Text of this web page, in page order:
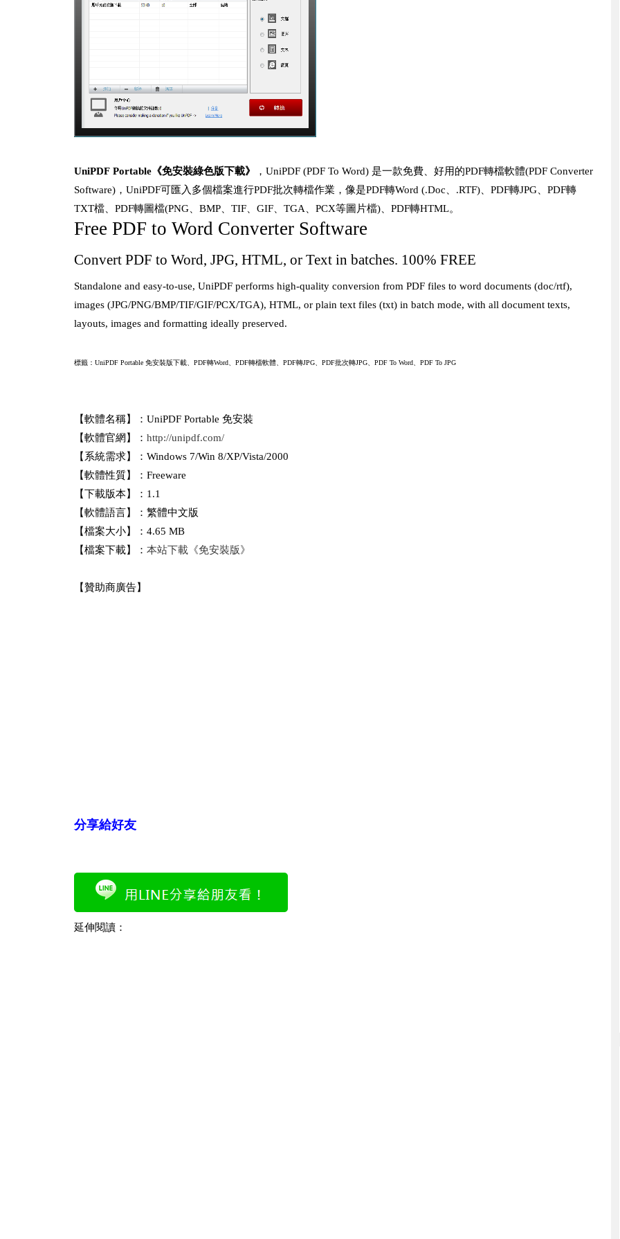
UniPDF Portable《免安裝綠色版下載》
，UniPDF (PDF To Word) 是一款免費、好用的PDF轉檔軟體(PDF Converter
Software)，UniPDF可匯入多個檔案進行PDF批次轉檔作業，像是PDF轉Word (.Doc、.RTF)、PDF轉JPG、PDF轉
TXT檔、PDF轉圖檔(PNG、BMP、TIF、GIF、TGA、PCX等圖片檔)、PDF轉HTML。
Free PDF to Word Converter Software
Convert PDF to Word, JPG, HTML, or Text in batches. 100% FREE
Standalone and easy-to-use, UniPDF performs high-quality conversion from PDF files to word documents (doc/rtf),
images (JPG/PNG/BMP/TIF/GIF/PCX/TGA), HTML, or plain text files (txt) in batch mode, with all document texts,
layouts, images and formatting ideally preserved.
標籤：UniPDF Portable 免安裝版下載、PDF轉Word、PDF轉檔軟體、PDF轉JPG、PDF批次轉JPG、PDF To Word、PDF To JPG
【軟體名稱】：UniPDF Portable 免安裝
【軟體官網】： http://unipdf.com/
【系統需求】：Windows 7/Win 8/XP/Vista/2000
【軟體性質】：Freeware
【下載版本】：1.1
【軟體語言】：繁體中文版
【檔案大小】：4.65 MB
【檔案下載】： 本站下載《免安裝版》
【贊助商廣告】
分享給好友
延伸閱讀：